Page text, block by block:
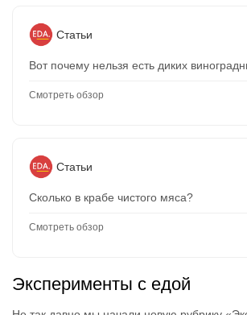
Статьи
Вот почему нельзя есть диких
Смотреть обзор
Статьи
Сколько в крабе чистого мяса?
Смотреть обзор
Эксперименты с едой